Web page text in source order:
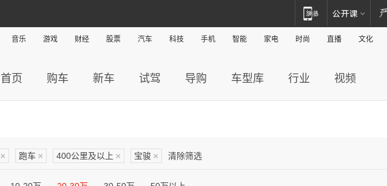
音乐 游戏 财经 股票 汽车 科技 手机 智能 家电 时尚 直播 文化
首页 购车 新车 试驾 导购 车型库 行业 视频
× 跑车 × 400公里及以上 × 宝骏 × 清除筛选